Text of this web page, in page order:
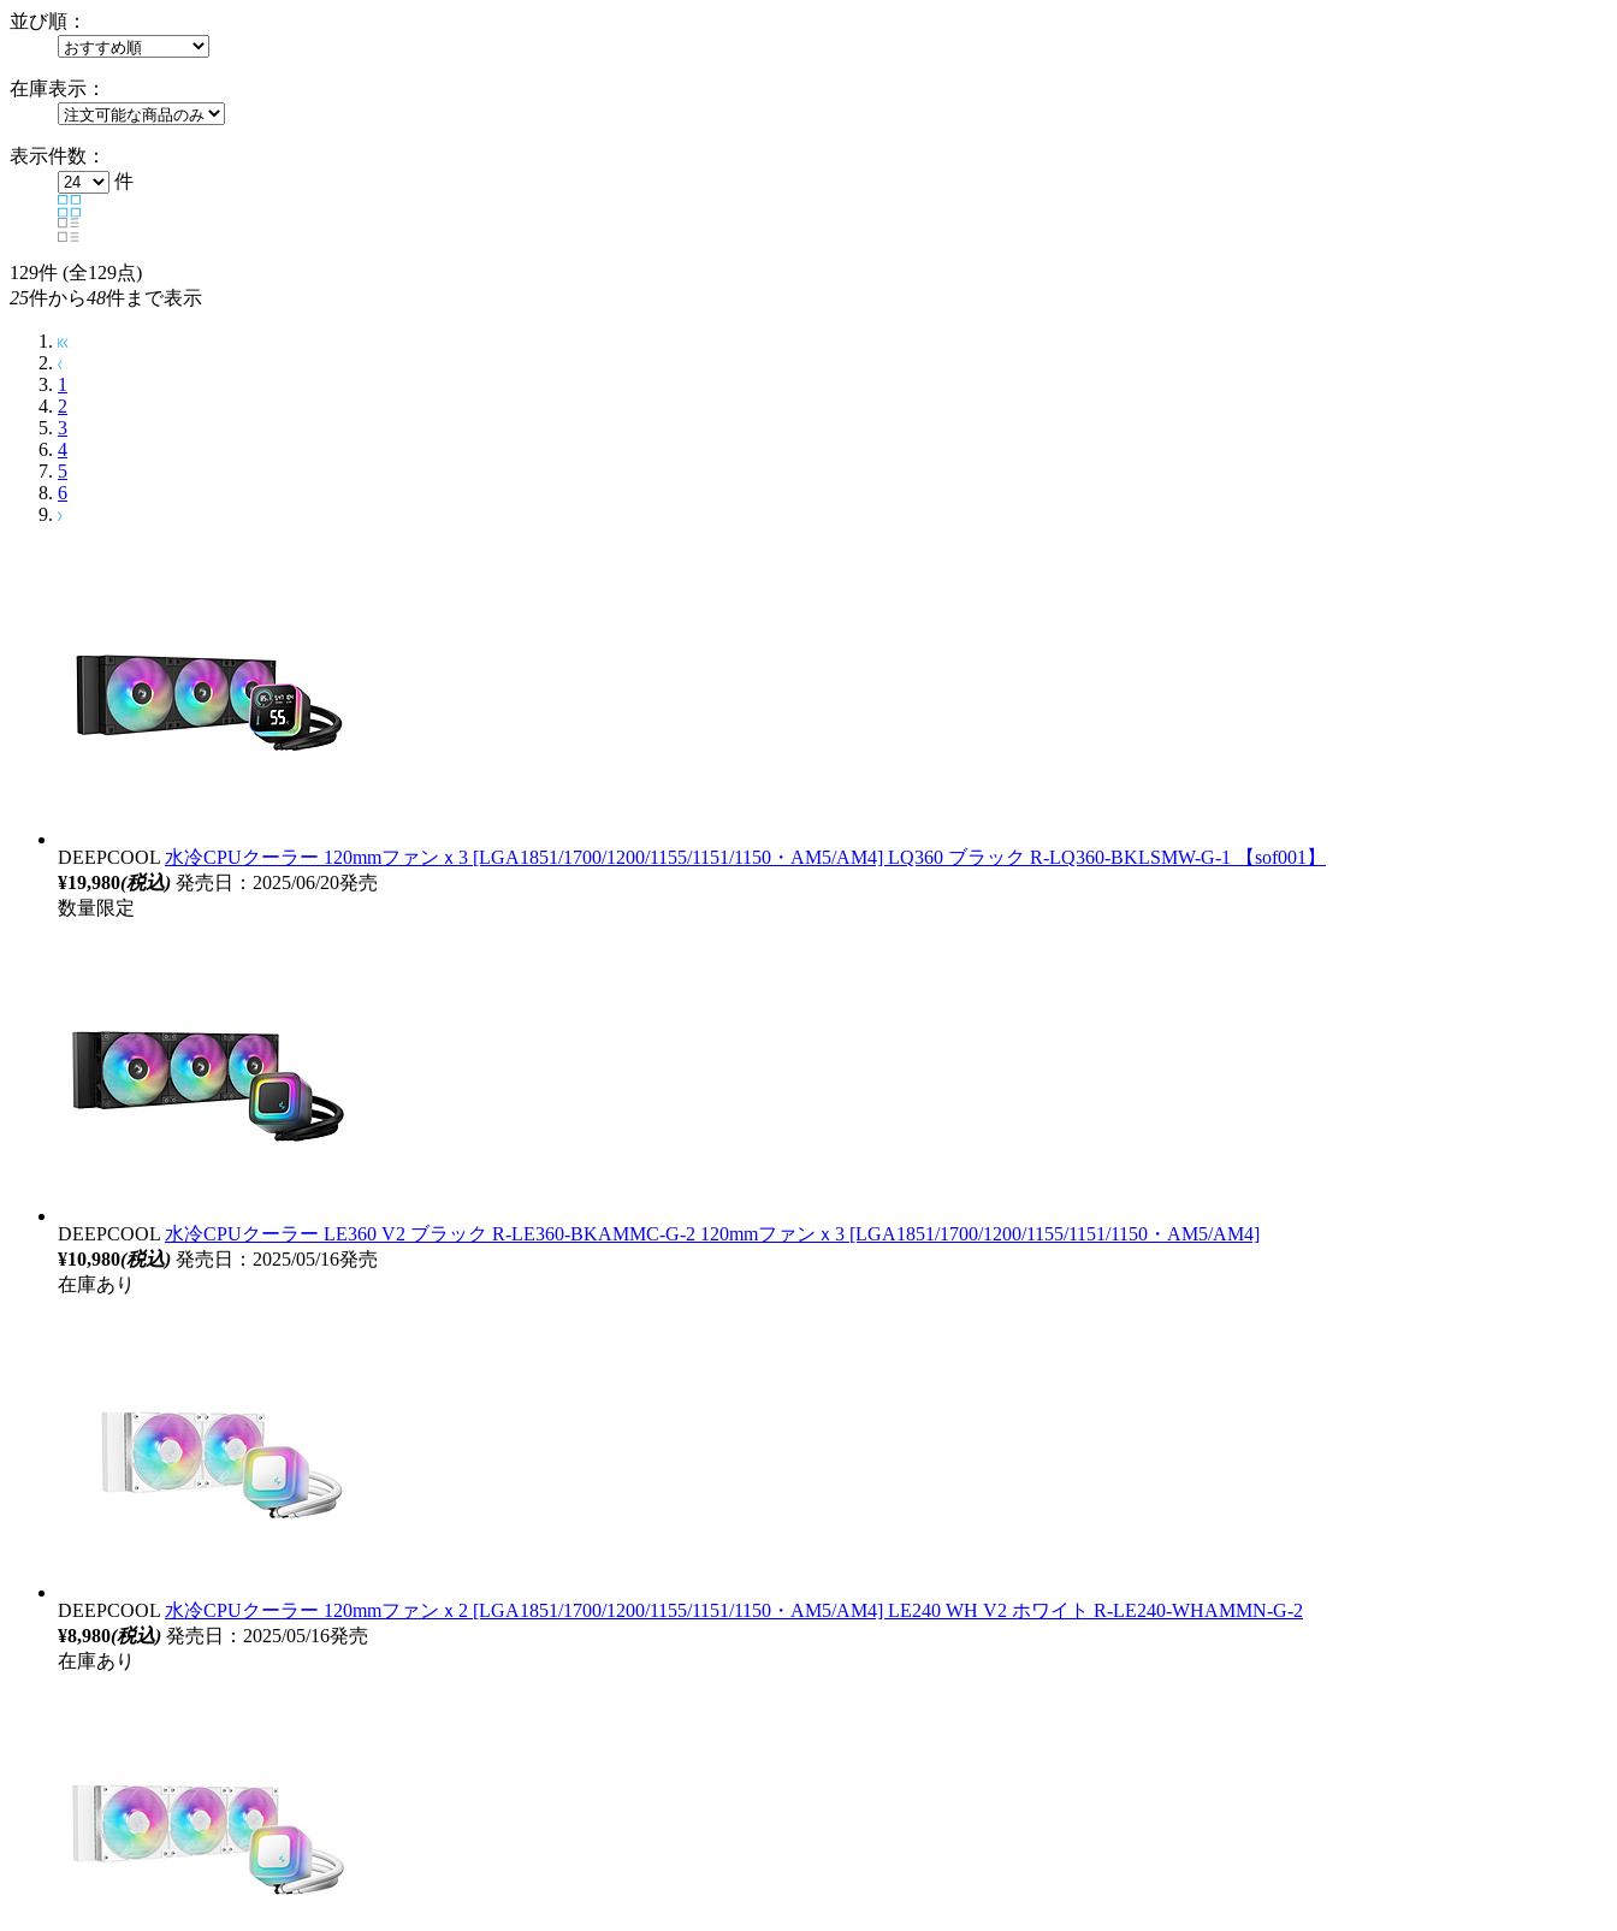
並び順：
在庫表示：
表示件数：
件
129件 (全129点)
25件から48件まで表示
1
2
3
4
5
6
DEEPCOOL 水冷CPUクーラー 120mmファンｘ3 [LGA1851/1700/1200/1155/1151/1150・AM5/AM4] LQ360 ブラック R-LQ360-BKLSMW-G-1 【sof001】
¥19,980(税込) 発売日：2025/06/20発売
数量限定
DEEPCOOL 水冷CPUクーラー LE360 V2 ブラック R-LE360-BKAMMC-G-2 120mmファンｘ3 [LGA1851/1700/1200/1155/1151/1150・AM5/AM4]
¥10,980(税込) 発売日：2025/05/16発売
在庫あり
DEEPCOOL 水冷CPUクーラー 120mmファンｘ2 [LGA1851/1700/1200/1155/1151/1150・AM5/AM4] LE240 WH V2 ホワイト R-LE240-WHAMMN-G-2
¥8,980(税込) 発売日：2025/05/16発売
在庫あり